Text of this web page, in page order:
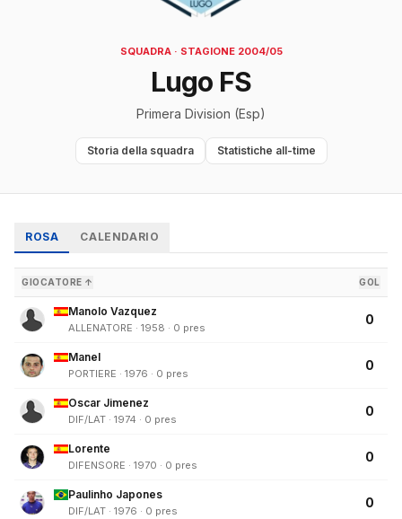
SQUADRA · STAGIONE 2004/05
Lugo FS
Primera Division (Esp)
Storia della squadra Statistiche all-time
ROSA CALENDARIO
GIOCATORE ↑ GOL
Manolo Vazquez
ALLENATORE · 1958 · 0 pres
0
Manel
PORTIERE · 1976 · 0 pres
0
Oscar Jimenez
DIF/LAT · 1974 · 0 pres
0
Lorente
DIFENSORE · 1970 · 0 pres
0
Paulinho Japones
DIF/LAT · 1976 · 0 pres
0